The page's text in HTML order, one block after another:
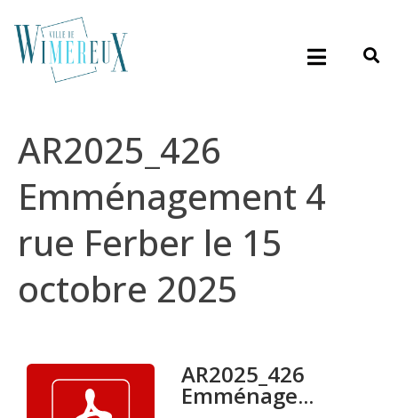
AR2025_426
Emménagement 4
rue Ferber le 15
octobre 2025
AR2025_426
Emménage...